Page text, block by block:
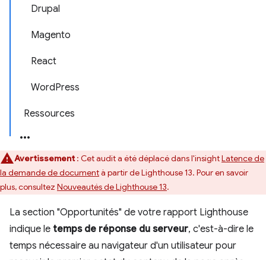
Drupal
Magento
React
WordPress
Ressources
Avertissement: Cet audit a été déplacé dans l'insightLatence de
la demande de documentà partir de Lighthouse 13. Pour en savoir
plus, consultez Nouveautés de Lighthouse 13.
La section "Opportunités" de votre rapport Lighthouse
indique le temps de réponse du serveur, c'est-à-dire le
temps nécessaire au navigateur d'un utilisateur pour